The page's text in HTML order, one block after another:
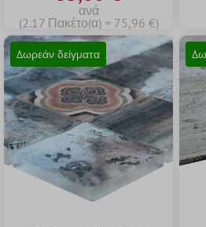
ανά
(2.17 Πακέτο(α) = 75,96 €)
Δωρεάν δείγματα